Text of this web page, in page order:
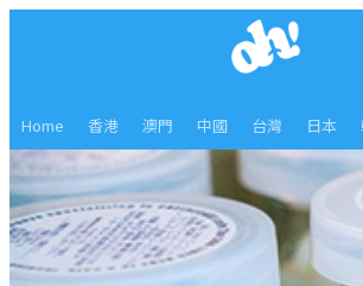
Home 香港 澳門 中國 台灣 日本